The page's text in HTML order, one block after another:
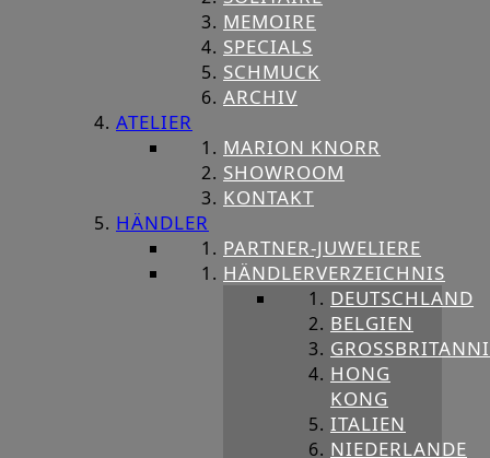
MEMOIRE
SPECIALS
SCHMUCK
ARCHIV
ATELIER
MARION KNORR
SHOWROOM
KONTAKT
HÄNDLER
PARTNER-JUWELIERE
HÄNDLERVERZEICHNIS
DEUTSCHLAND
BELGIEN
HONG
KONG
ITALIEN
NIEDERLANDE